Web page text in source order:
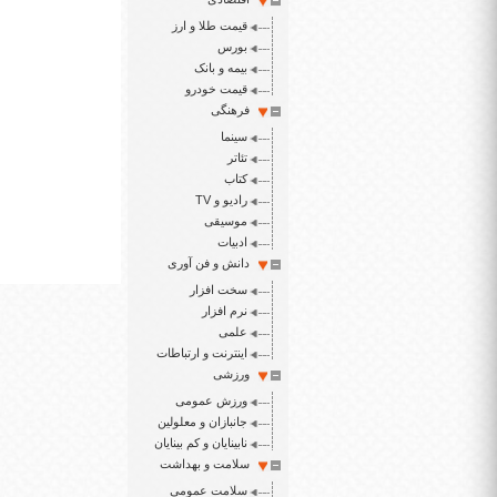
قیمت طلا و ارز
بورس
بیمه و بانک
قیمت خودرو
فرهنگی
سینما
تئاتر
کتاب
رادیو و TV
موسیقی
ادبیات
دانش و فن آوری
سخت افزار
نرم افزار
علمی
اینترنت و ارتباطات
ورزشی
ورزش عمومی
جانبازان و معلولین
نابینایان و کم بینایان
سلامت و بهداشت
سلامت عمومی